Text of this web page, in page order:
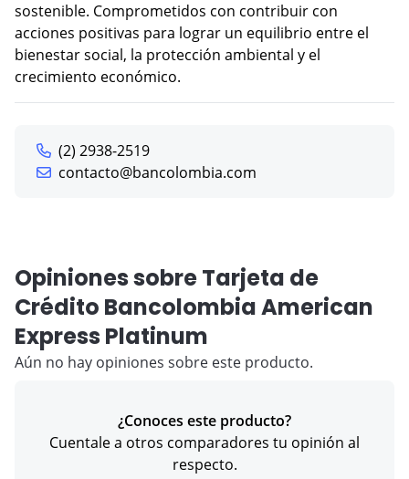
sostenible. Comprometidos con contribuir con
acciones positivas para lograr un equilibrio entre el
bienestar social, la protección ambiental y el
crecimiento económico.
(2) 2938-2519
contacto@bancolombia.com
Opiniones sobre Tarjeta de
Crédito Bancolombia American
Express Platinum
Aún no hay opiniones sobre este producto.
¿Conoces este producto?
Cuentale a otros comparadores tu opinión al
respecto.